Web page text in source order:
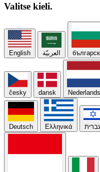
Valitse kieli.
English العربيّة
česky dansk Nederlands
Deutsch Ελληνικά